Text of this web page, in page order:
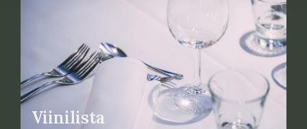
Viinilista